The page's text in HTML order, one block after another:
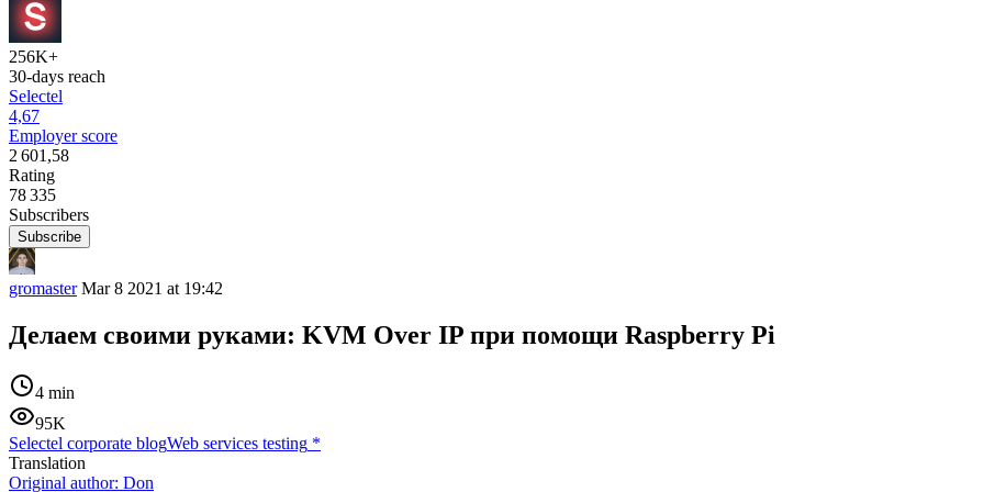
256K+
30-days reach
Selectel
4,67
Employer score
2 601,58
Rating
78 335
Subscribers
Subscribe
gromasterMar 8 2021 at 19:42
Делаем своими руками: KVM Over IP при помощи Raspberry Pi
4 min
95K
Selectel corporate blogWeb services testing *
Translation
Original author: Don